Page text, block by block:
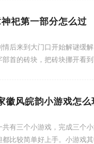
祀第一部分怎么过
后来到大门口开始解谜缓
首的砖块，把砖块挪开看到
徽风皖韵小游戏怎么
有三个小游戏，完成三个
比较简单好上手。小游戏其